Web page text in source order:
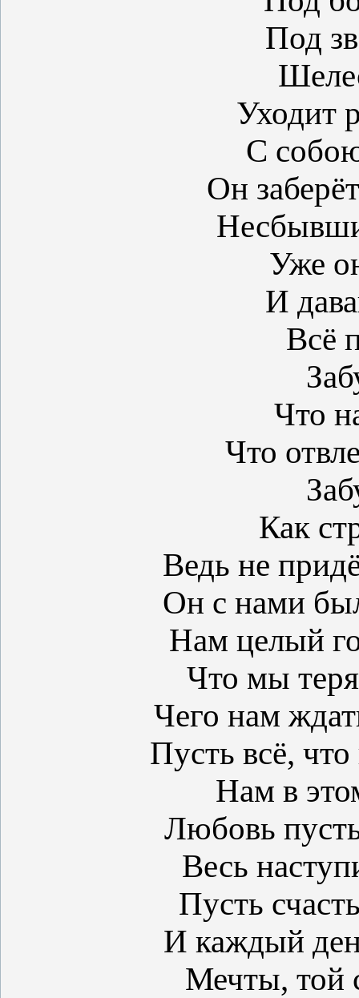
Под
Уходит
С
Он
Уже
И
Всё
Что
Что
Как
Ведь не
Он с нами
Нам целый
Что мы
Чего нам
Пусть всё,
Нам в
Любовь
Весь
Пусть
И каждый
Мечты, той